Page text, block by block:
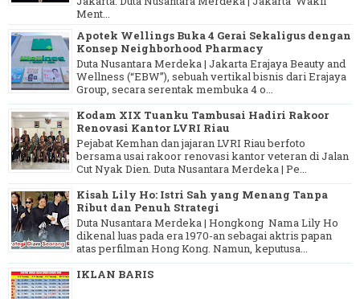
Ment...
Apotek Wellings Buka 4 Gerai Sekaligus dengan
Konsep Neighborhood Pharmacy
Duta Nusantara Merdeka | Jakarta Erajaya Beauty and
Wellness (“EBW”), sebuah vertikal bisnis dari Erajaya
Group, secara serentak membuka 4 o...
Kodam XIX Tuanku Tambusai Hadiri Rakoor
Renovasi Kantor LVRI Riau
Pejabat Kemhan dan jajaran LVRI Riau berfoto
bersama usai rakoor renovasi kantor veteran di Jalan
Cut Nyak Dien. Duta Nusantara Merdeka | Pe...
Kisah Lily Ho: Istri Sah yang Menang Tanpa
Ribut dan Penuh Strategi
Duta Nusantara Merdeka | Hongkong Nama Lily Ho
dikenal luas pada era 1970-an sebagai aktris papan
atas perfilman Hong Kong. Namun, keputusa...
IKLAN BARIS